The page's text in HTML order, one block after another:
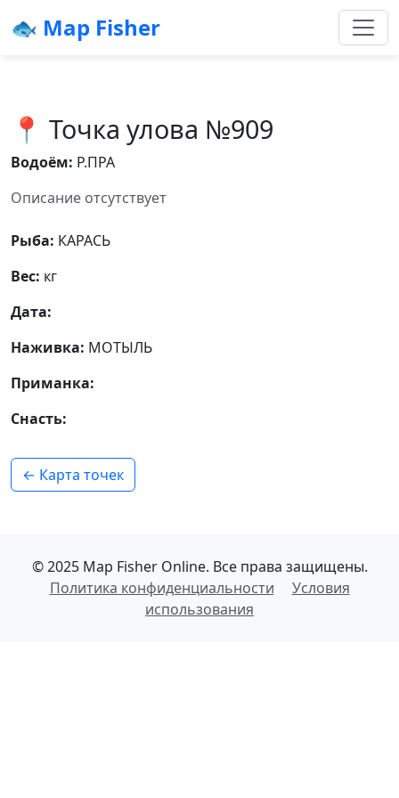
🐟 Map Fisher
📍 Точка улова №909
Водоём: Р.ПРА
Описание отсутствует
Рыба: КАРАСЬ
Вес: кг
Дата:
Наживка: МОТЫЛЬ
Приманка:
Снасть:
← Карта точек
© 2025 Map Fisher Online. Все права защищены.
Политика конфиденциальности
Условия
использования